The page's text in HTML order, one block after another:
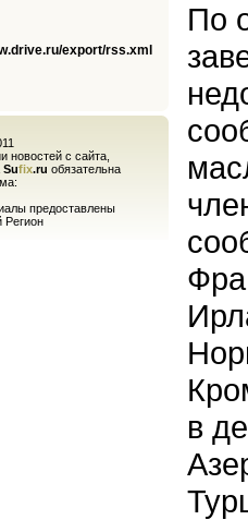
export/rss.xml
новостей с сайта,
Sufix.ru обязательна
предоставлены
Регион
По
в